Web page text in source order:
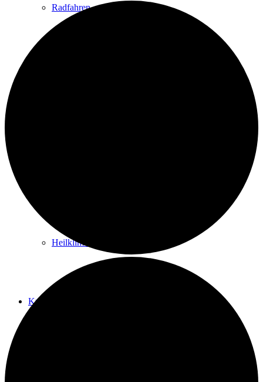
Radfahren
Heilklimaten
Kur & Tourismus